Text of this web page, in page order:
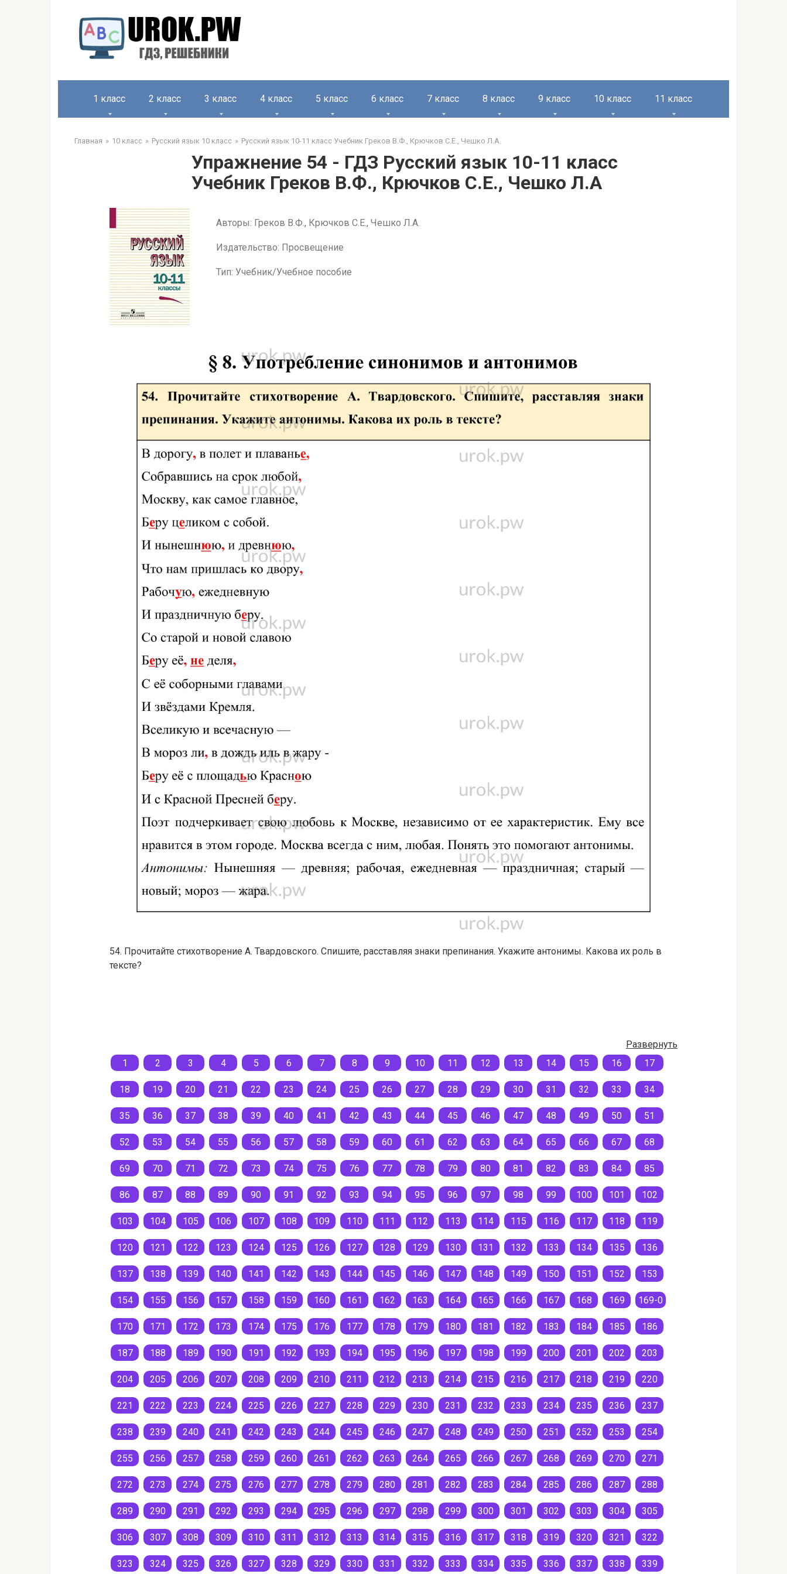
1 класс 2 класс 3 класс 4 класс 5 класс 6 класс 7 класс 8 класс 9 класс 10 класс 11 класс
Главная 10 класс Русский язык 10 класс Русский язык 10-11 класс Учебник Греков В.Ф., Крючков С.Е., Чешко Л.А.
Упражнение 54 - ГДЗ Русский язык 10-11 класс
Учебник Греков В.Ф., Крючков С.Е., Чешко Л.А
Авторы: Греков В.Ф., Крючков С.Е., Чешко Л.А.
Издательство: Просвещение
Тип: Учебник/Учебное пособие
54. Прочитайте стихотворение А. Твардовского. Спишите, расставляя знаки препинания. Укажите антонимы. Какова их роль в
тексте?
Развернуть
1
2 3 4 5 6 7 8 9 10 11 12 13 14 15 16 17
18 19 20 21 22 23 24 25 26 27 28 29 30 31 32 33 34
35 36 37 38 39 40 41 42 43 44 45 46 47 48 49 50 51
52 53 54 55 56 57 58 59 60 61 62 63 64 65 66 67 68
69 70 71 72 73 74 75 76 77 78 79 80 81 82 83 84 85
86 87 88 89 90 91 92 93 94 95 96 97 98 99 100 101 102
103 104 105 106 107 108 109 110 111 112 113 114 115 116 117 118 119
120 121 122 123 124 125 126 127 128 129 130 131 132 133 134 135 136
137 138 139 140 141 142 143 144 145 146 147 148 149 150 151 152 153
154 155 156 157 158 159 160 161 162 163 164 165 166 167 168 169 169-0
170 171 172 173 174 175 176 177 178 179 180 181 182 183 184 185 186
187 188 189 190 191 192 193 194 195 196 197 198 199 200 201 202 203
204 205 206 207 208 209 210 211 212 213 214 215 216 217 218 219 220
221 222 223 224 225 226 227 228 229 230 231 232 233 234 235 236 237
238 239 240 241 242 243 244 245 246 247 248 249 250 251 252 253 254
255 256 257 258 259 260 261 262 263 264 265 266 267 268 269 270 271
272 273 274 275 276 277 278 279 280 281 282 283 284 285 286 287 288
289 290 291 292 293 294 295 296 297 298 299 300 301 302 303 304 305
306 307 308 309 310 311 312 313 314 315 316 317 318 319 320 321 322
323 324 325 326 327 328 329 330 331 332 333 334 335 336 337 338 339